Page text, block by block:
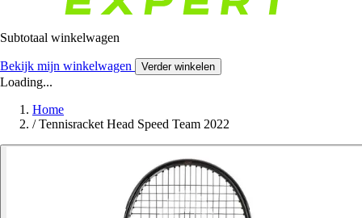
Subtotaal winkelwagen
Bekijk mijn winkelwagen Verder winkelen
Loading...
Home
/ Tennisracket Head Speed Team 2022